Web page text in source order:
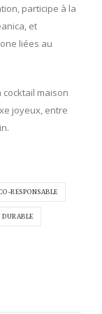
participe à la
et
liées au
cocktail maison
joyeux, entre
RESPONSABLE
DURABLE